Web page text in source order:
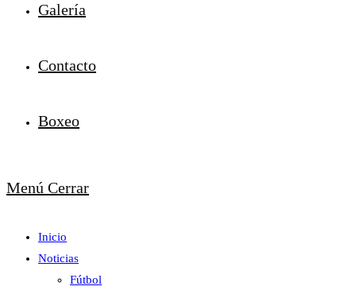
Galería
Contacto
Boxeo
Menú Cerrar
Inicio
Noticias
Fútbol